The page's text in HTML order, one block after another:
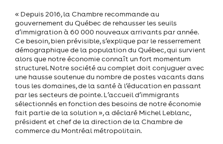
« Depuis 2016, la Chambre recommande au
gouvernement du Québec de rehausser les seuils
d’immigration à 60 000 nouveaux arrivants par année.
Ce besoin, bien prévisible, s’explique par le resserrement
démographique de la population du Québec, qui survient
alors que notre économie connaît un fort momentum
structurel. Notre société au complet doit conjuguer avec
une hausse soutenue du nombre de postes vacants dans
tous les domaines, de la santé à l’éducation en passant
par les secteurs de pointe. L’accueil d’immigrants
sélectionnés en fonction des besoins de notre économie
fait partie de la solution », a déclaré Michel Leblanc,
président et chef de la direction de la Chambre de
commerce du Montréal métropolitain.